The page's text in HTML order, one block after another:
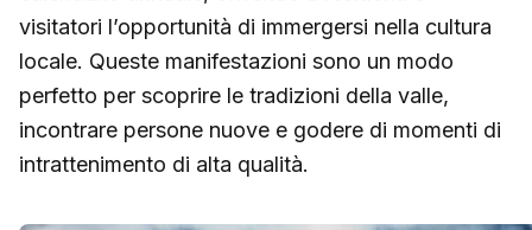
visitatori l’opportunità di immergersi nella cultura
locale. Queste manifestazioni sono un modo
perfetto per scoprire le tradizioni della valle,
incontrare persone nuove e godere di momenti di
intrattenimento di alta qualità.